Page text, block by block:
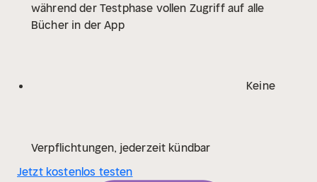
während der Testphase vollen Zugriff auf alle
Bücher in der App
Keine
Verpflichtungen, jederzeit kündbar
Jetzt kostenlos testen